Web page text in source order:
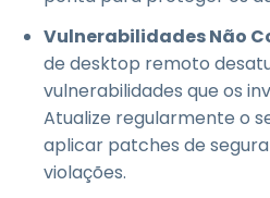
Vulnerabilidades Não
de desktop remoto
vulnerabilidades que os
Atualize regularmente o
aplicar patches de
violações.